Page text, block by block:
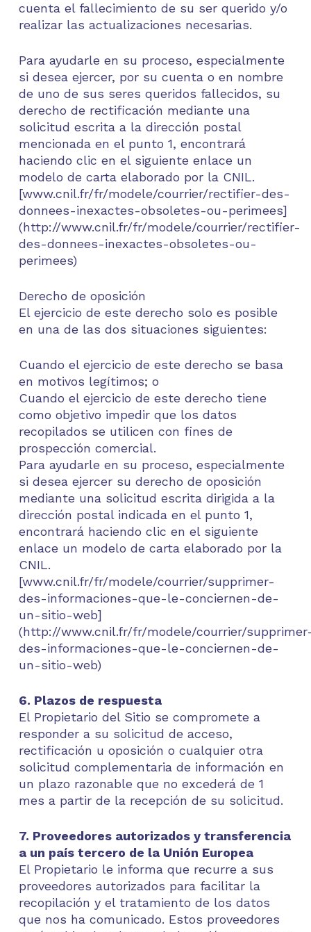
cuenta el fallecimiento de su ser querido y/o
realizar las actualizaciones necesarias.
Para ayudarle en su proceso, especialmente
si desea ejercer, por su cuenta o en nombre
de uno de sus seres queridos fallecidos, su
derecho de rectificación mediante una
solicitud escrita a la dirección postal
mencionada en el punto 1, encontrará
haciendo clic en el siguiente enlace un
modelo de carta elaborado por la CNIL.
[www.cnil.fr/fr/modele/courrier/rectifier-des-
donnees-inexactes-obsoletes-ou-perimees]
(http://www.cnil.fr/fr/modele/courrier/rectifier-
des-donnees-inexactes-obsoletes-ou-
perimees)
Derecho de oposición
El ejercicio de este derecho solo es posible
en una de las dos situaciones siguientes:
Cuando el ejercicio de este derecho se basa
en motivos legítimos; o
Cuando el ejercicio de este derecho tiene
como objetivo impedir que los datos
recopilados se utilicen con fines de
prospección comercial.
Para ayudarle en su proceso, especialmente
si desea ejercer su derecho de oposición
mediante una solicitud escrita dirigida a la
dirección postal indicada en el punto 1,
encontrará haciendo clic en el siguiente
enlace un modelo de carta elaborado por la
CNIL.
[www.cnil.fr/fr/modele/courrier/supprimer-
des-informaciones-que-le-conciernen-de-
un-sitio-web]
(http://www.cnil.fr/fr/modele/courrier/
des-informaciones-que-le-conciernen-de-
un-sitio-web)
6. Plazos de respuesta
El Propietario del Sitio se compromete a
responder a su solicitud de acceso,
rectificación u oposición o cualquier otra
solicitud complementaria de información en
un plazo razonable que no excederá de 1
mes a partir de la recepción de su solicitud.
7. Proveedores autorizados y transferencia
a un país tercero de la Unión Europea
El Propietario le informa que recurre a sus
proveedores autorizados para facilitar la
recopilación y el tratamiento de los datos
que nos ha comunicado. Estos proveedores